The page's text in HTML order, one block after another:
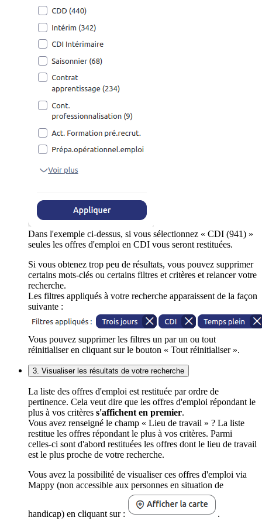
Dans l'exemple ci-dessus, si vous sélectionnez « CDI (941) »
seules les offres d'emploi en CDI vous seront restituées.
Si vous obtenez trop peu de résultats, vous pouvez supprimer
certains mots-clés ou certains filtres et critères et relancer votre
recherche.
Les filtres appliqués à votre recherche apparaissent de la façon
suivante :
Vous pouvez supprimer les filtres un par un ou tout
réinitialiser en cliquant sur le bouton « Tout réinitialiser ».
3. Visualiser les résultats de votre recherche
La liste des offres d'emploi est restituée par ordre de
pertinence. Cela veut dire que les offres d'emploi répondant le
plus à vos critères s'affichent en premier.
Vous avez renseigné le champ « Lieu de travail » ? La liste
restitue les offres répondant le plus à vos critères. Parmi
celles-ci sont d'abord restituées les offres dont le lieu de travail
est le plus proche de votre recherche.
Vous avez la possibilité de visualiser ces offres d'emploi via
Mappy (non accessible aux personnes en situation de
handicap) en cliquant sur :
.